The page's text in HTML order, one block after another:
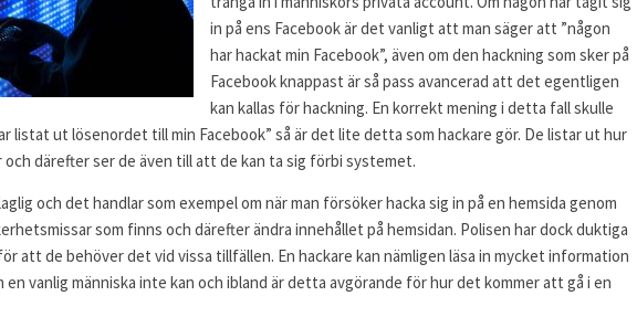
in på ens Facebook är det vanligt att man säger att ”någon
har hackat min Facebook”, även om den hackning som sker på
Facebook knappast är så pass avancerad att det egentligen
kan kallas för hackning. En korrekt mening i detta fall skulle
listat ut lösenordet till min Facebook” så är det lite detta som hackare gör. De listar ut hur
därefter ser de även till att de kan ta sig förbi systemet.
och det handlar som exempel om när man försöker hacka sig in på en hemsida genom
som finns och därefter ändra innehållet på hemsidan. Polisen har dock duktiga
att de behöver det vid vissa tillfällen. En hackare kan nämligen läsa in mycket information
en vanlig människa inte kan och ibland är detta avgörande för hur det kommer att gå i en